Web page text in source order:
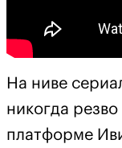
На ниве
никогда
платформе